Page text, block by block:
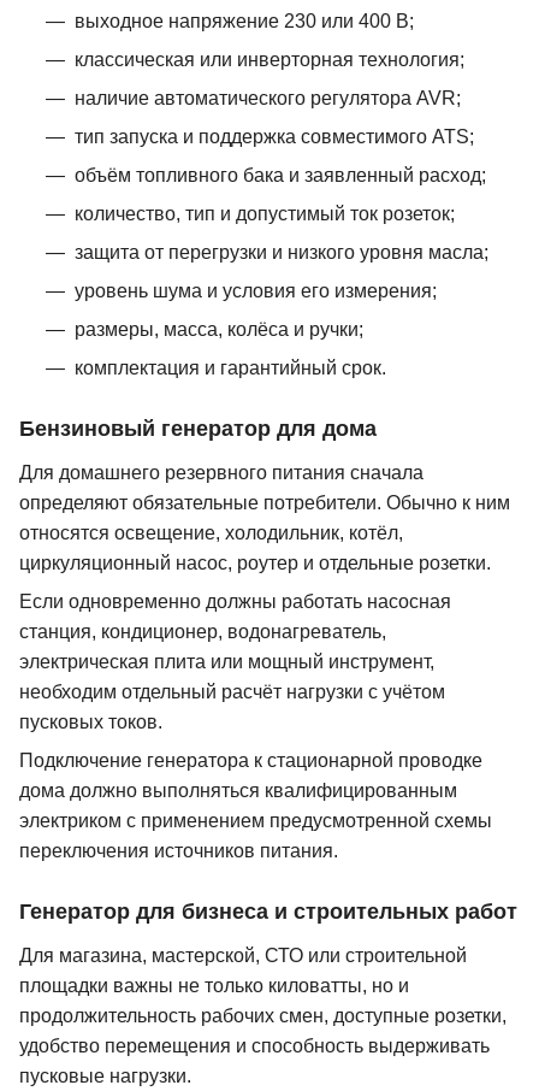
выходное напряжение 230 или 400 В;
классическая или инверторная технология;
наличие автоматического регулятора AVR;
тип запуска и поддержка совместимого ATS;
объём топливного бака и заявленный расход;
количество, тип и допустимый ток розеток;
защита от перегрузки и низкого уровня масла;
уровень шума и условия его измерения;
размеры, масса, колёса и ручки;
комплектация и гарантийный срок.
Бензиновый генератор для дома
Для домашнего резервного питания сначала
определяют обязательные потребители. Обычно к ним
относятся освещение, холодильник, котёл,
циркуляционный насос, роутер и отдельные розетки.
Если одновременно должны работать насосная
станция, кондиционер, водонагреватель,
электрическая плита или мощный инструмент,
необходим отдельный расчёт нагрузки с учётом
пусковых токов.
Подключение генератора к стационарной проводке
дома должно выполняться квалифицированным
электриком с применением предусмотренной схемы
переключения источников питания.
Генератор для бизнеса и строительных работ
Для магазина, мастерской, СТО или строительной
площадки важны не только киловатты, но и
продолжительность рабочих смен, доступные розетки,
удобство перемещения и способность выдерживать
пусковые нагрузки.